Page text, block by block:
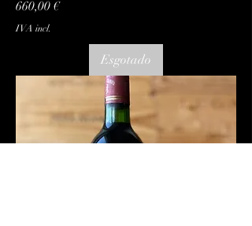
Preço
660,00 €
IVA incl.
Esgotado